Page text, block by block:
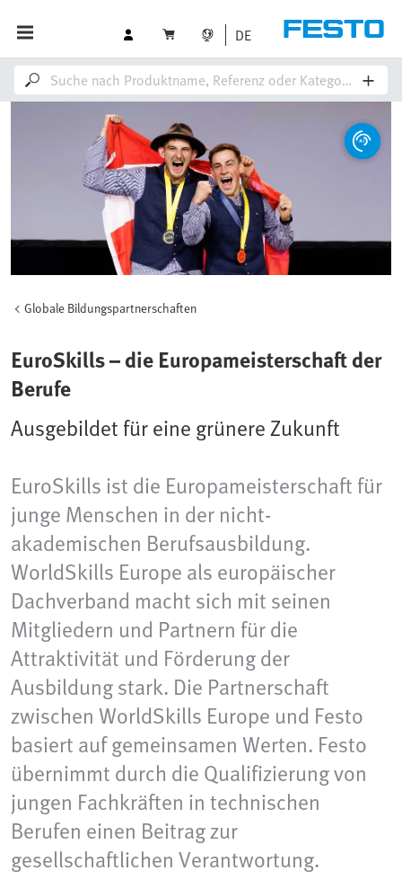
DE
Globale Bildungspartnerschaften
EuroSkills – die Europameisterschaft der
Berufe
Ausgebildet für eine grünere Zukunft
EuroSkills ist die Europameisterschaft für
junge Menschen in der nicht-
akademischen Berufsausbildung.
WorldSkills Europe als europäischer
Dachverband macht sich mit seinen
Mitgliedern und Partnern für die
Attraktivität und Förderung der
Ausbildung stark. Die Partnerschaft
zwischen WorldSkills Europe und Festo
basiert auf gemeinsamen Werten. Festo
übernimmt durch die Qualifizierung von
jungen Fachkräften in technischen
Berufen einen Beitrag zur
gesellschaftlichen Verantwortung.